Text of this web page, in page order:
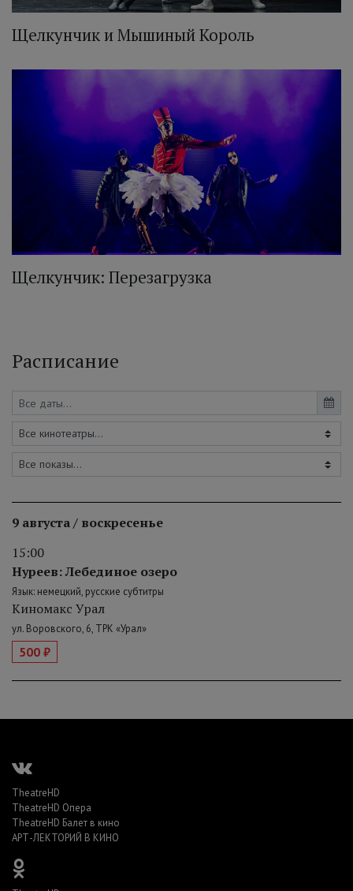
Щелкунчик и Мышиный Король
Щелкунчик: Перезагрузка
Расписание
9 августа / воскресенье
15:00
Нуреев: Лебединое озеро
Язык: немецкий, русские субтитры
Киномакс Урал
ул. Воровского, 6, ТРК «Урал»
500 ₽
TheatreHD
TheatreHD Опера
TheatreHD Балет в кино
АРТ-ЛЕКТОРИЙ В КИНО